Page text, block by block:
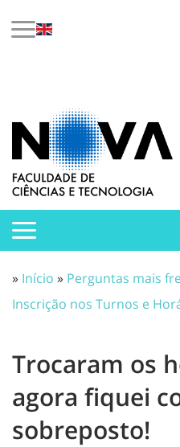
» Início » Perguntas mais
Inscrição nos Turnos e
Trocaram os
agora fiquei
sobreposto!